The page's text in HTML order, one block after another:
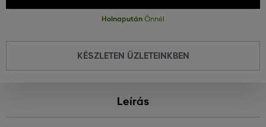
Holnapután Önnél
KÉSZLETEN ÜZLETEINKBEN
Leírás